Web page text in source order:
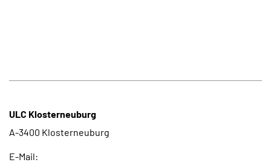
ULC Klosterneuburg
A-3400 Klosterneuburg
E-Mail: